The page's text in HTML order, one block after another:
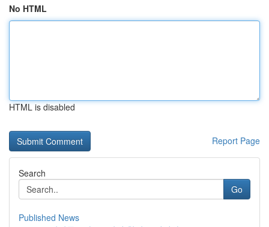
No HTML
HTML is disabled
Report Page
Search
Go
Published News